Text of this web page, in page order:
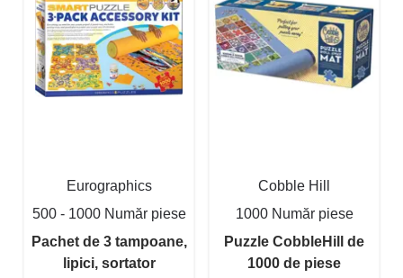
Eurographics
500 - 1000 Număr piese
Pachet de 3 tampoane,
lipici, sortator
Cobble Hill
1000 Număr piese
Puzzle CobbleHill de
1000 de piese